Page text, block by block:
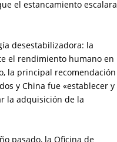
el estancamiento escalara
desestabilizadora: la
el rendimiento humano en
la principal recomendación
y China fue «establecer y
la adquisición de la
pasado, la Oficina de